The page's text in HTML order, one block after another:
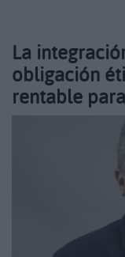
La
obligación
rentable